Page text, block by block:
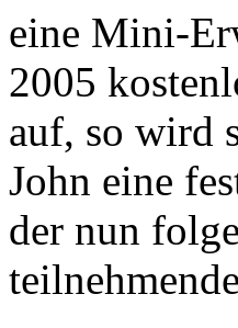
eine Mini-
2005
auf, so wird
John eine
der nun